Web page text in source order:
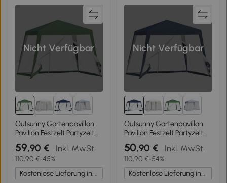
Nicht Verfügbar
1+
Outsunny Gartenpavillon
Pavillon Festzelt Partyzelt
wetterfest Zelt mit
Moskitonetz Metall +
Polyester Grün 3 x 3 m
59,90 € Inkl. MwSt.
110,90 €-45%
Kostenlose Lieferung innerhalb Deutschlands
Nicht Verfügbar
1+
Outsunny Gartenpavillon
Pavillon Festzelt Partyzelt
wetterfest Zelt mit
Moskitonetz Metall +
Polyester Blau 3 x 3 m
50,90 € Inkl. MwSt.
110,90 €-54%
Kostenlose Lieferung innerhalb Deutschlands